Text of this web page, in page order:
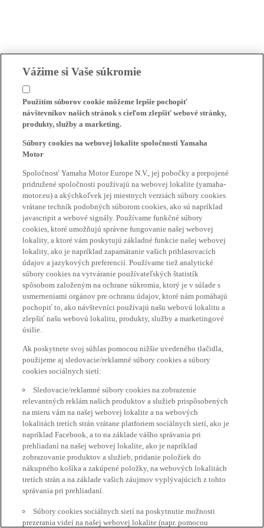
Vážime si Vaše súkromie
Použitím súborov cookie môžeme lepšie pochopiť
návštevníkov našich stránok s cieľom zlepšiť webové stránky,
produkty, služby a marketing.
Súbory cookies na webovej lokalite spoločnosti Yamaha
Motor
Spoločnosť Yamaha Motor Europe N.V., jej pobočky a prepojené
pridružené spoločnosti používajú na webovej lokalite (yamaha-
motor.eu) a akýchkoľvek jej miestnych verziách súbory cookies
vrátane techník podobných súborom cookies, ako sú napríklad
javascripit a webové signály. Používame funkčné súbory
cookies, ktoré umožňujú správne fungovanie našej webovej
lokality, a ktoré vám poskytujú základné funkcie našej webovej
lokality, ako je napríklad zapamätanie vašich prihlasovacích
údajov a jazykových preferencií. Používame tiež analytické
súbory cookies na vytváranie používateľských štatistík
spôsobom založeným na ochrane súkromia, ktorý je v súlade s
usmerneniami orgánov pre ochranu údajov, ktoré nám pomáhajú
pochopiť to, ako návštevníci používajú našu webovú lokalitu a
zlepšiť našu webovú lokalitu, produkty, služby a marketingové
úsilie.
Ak poskytnete svoj súhlas pomocou nižšie uvedeného tlačidla,
použijeme aj sledovacie/reklamné súbory cookies a súbory
cookies sociálnych sietí:
Sledovacie/reklamné súbory cookies na zobrazenie
relevantných reklám našich produktov a služieb prispôsobených
na mieru vám na našej webovej lokalite a na webových
lokalitách tretích strán vrátane platforiem sociálnych sietí, ako je
napríklad Facebook, a to na základe vášho správania pri
prehliadaní na našej webovej lokalite, ako je napríklad
zobrazovanie produktov a služieb, pridanie položiek do
nákupného košíka a zakúpené položky, na webových lokalitách
tretích strán a na základe vašich záujmov vyplývajúcich z tohto
správania pri prehliadaní.
Súbory cookies sociálnych sietí na poskytnutie možnosti
prezerania videí na našej webovej lokalite (napr. pomocou